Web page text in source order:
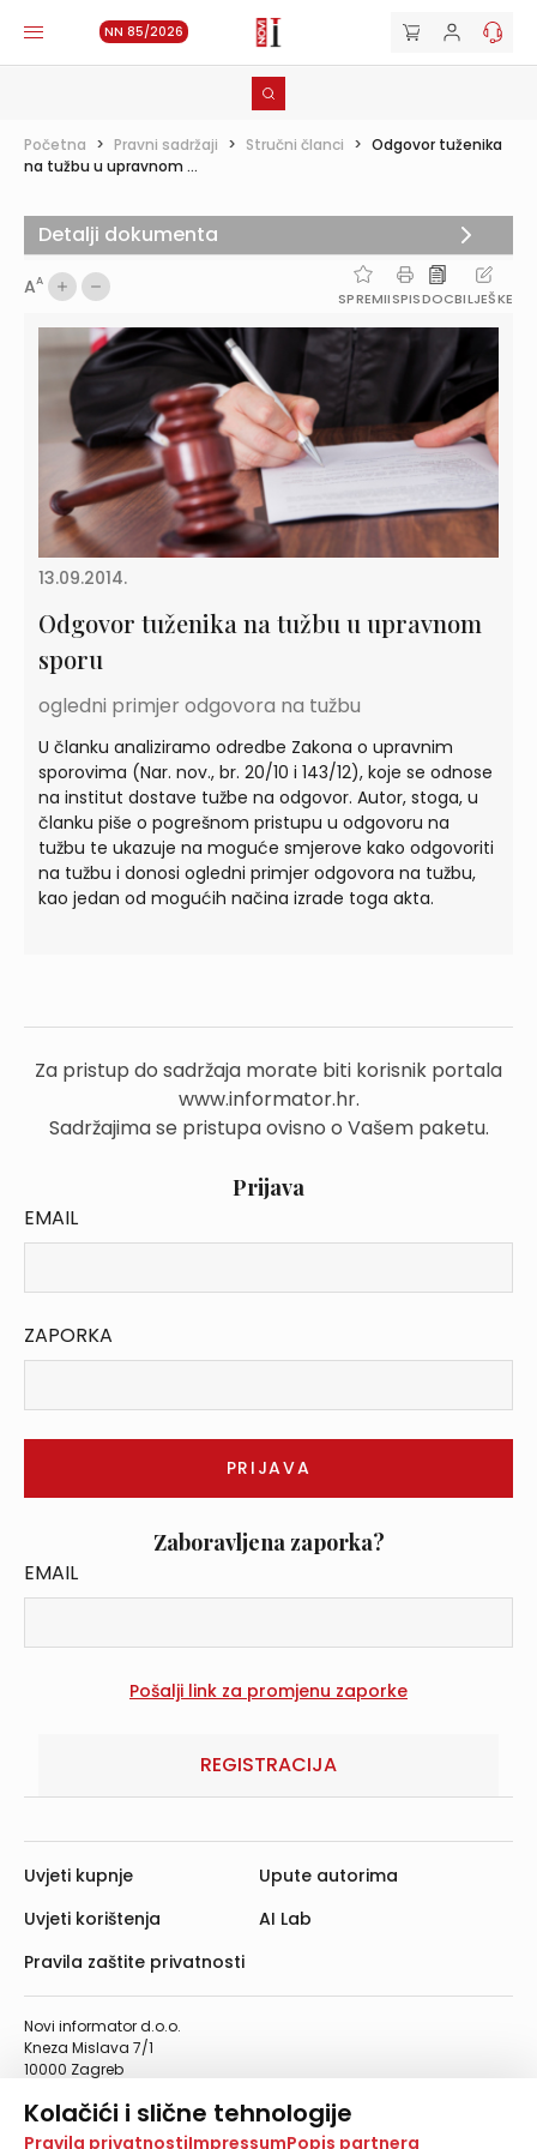
Kolačići i slične tehnologije
Na našoj web stranici koristimo kolačiće i slične
Pravila privatnostiImpressumPopis partnera
NN 85/2026
Početna > Pravni sadržaji > Stručni članci > Odgovor tuženika
na tužbu u upravnom ...
AA
SPREMIISPISDOCBILJEŠKE
13.09.2014.
Odgovor tuženika na tužbu u upravnom
sporu
ogledni primjer odgovora na tužbu
U članku analiziramo odredbe Zakona o upravnim
sporovima (Nar. nov., br. 20/10 i 143/12), koje se odnose
na institut dostave tužbe na odgovor. Autor, stoga, u
članku piše o pogrešnom pristupu u odgovoru na
tužbu te ukazuje na moguće smjerove kako odgovoriti
na tužbu i donosi ogledni primjer odgovora na tužbu,
kao jedan od mogućih načina izrade toga akta.
Za pristup do sadržaja morate biti korisnik portala
www.informator.hr.
Sadržajima se pristupa ovisno o Vašem paketu.
Prijava
EMAIL
ZAPORKA
Zaboravljena zaporka?
EMAIL
REGISTRACIJA
Detalji dokumenta
Novi informator d.o.o.
Kneza Mislava 7/1
10000 Zagreb
Telefaks: 01/4612-553
info@informator.hr
Uvjeti kupnje
Uvjeti korištenja
Pravila zaštite privatnosti
Upute autorima
AI Lab